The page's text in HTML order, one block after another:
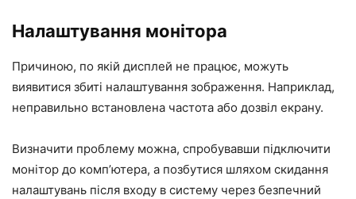
Налаштування монітора
Причиною, по якій дисплей не працює, можуть
виявитися збиті налаштування зображення. Наприклад,
неправильно встановлена частота або дозвіл екрану.
Визначити проблему можна, спробувавши підключити
монітор до комп’ютера, а позбутися шляхом скидання
налаштувань після входу в систему через безпечний